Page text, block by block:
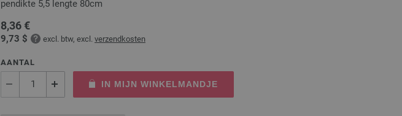
pendikte 5,5 lengte 80cm
8,36 €
9,73 $ excl. btw, excl. verzendkosten
AANTAL
IN MIJN WINKELMANDJE